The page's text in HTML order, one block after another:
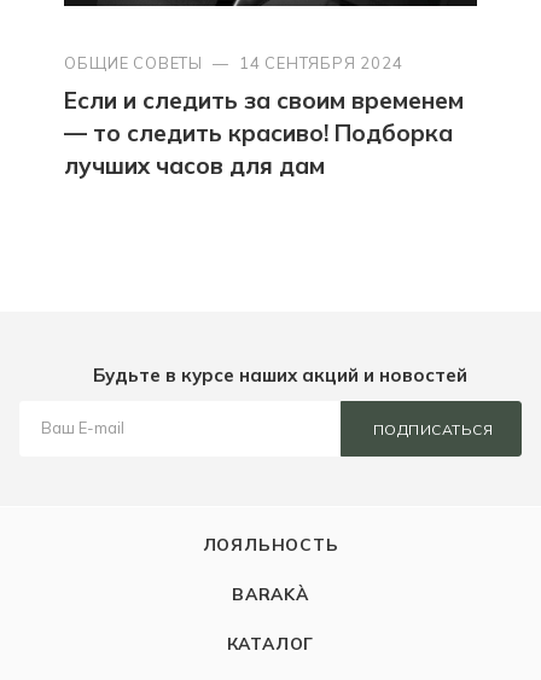
ОБЩИЕ СОВЕТЫ — 14 СЕНТЯБРЯ 2024
Если и следить за своим временем
— то следить красиво! Подборка
лучших часов для дам
Будьте в курсе наших акций и новостей
ПОДПИСАТЬСЯ
ЛОЯЛЬНОСТЬ
BARAKÀ
КАТАЛОГ